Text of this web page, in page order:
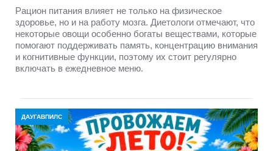
Рацион питания влияет не только на физическое
здоровье, но и на работу мозга. Диетологи отмечают, что
некоторые овощи особенно богаты веществами, которые
помогают поддерживать память, концентрацию внимания
и когнитивные функции, поэтому их стоит регулярно
включать в ежедневное меню.
ДАУГАВПИЛС